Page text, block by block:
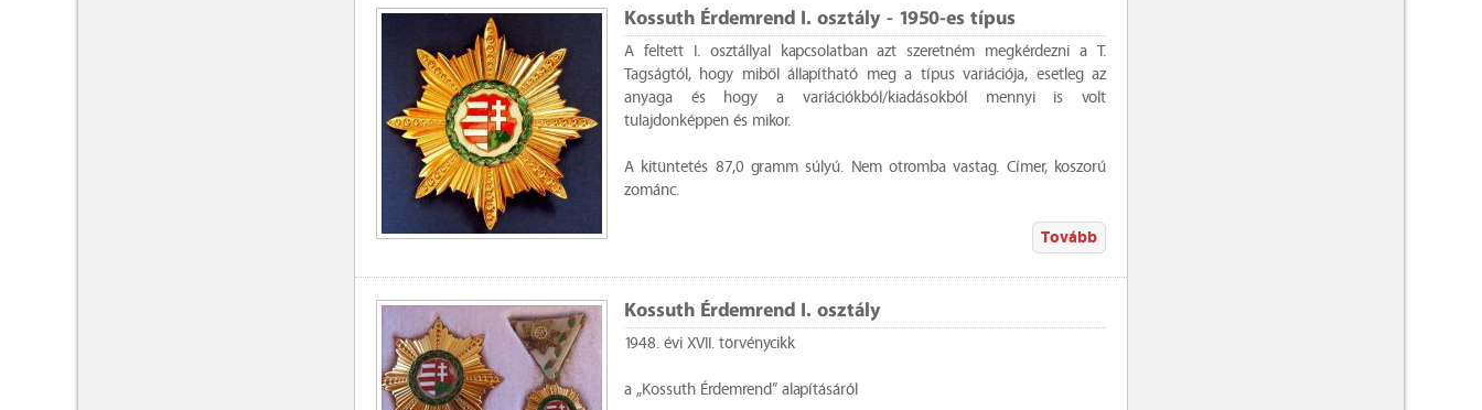
Kossuth Érdemrend I. osztály - 1950-es típus
A feltett I. osztállyal kapcsolatban azt szeretném megkérdezni a T.
Tagságtól, hogy miből állapítható meg a típus variációja, esetleg az
anyaga és hogy a variációkból/kiadásokból mennyi is volt
tulajdonképpen és mikor.
A kitüntetés 87,0 gramm súlyú. Nem otromba vastag. Címer, koszorú
zománc.
Tovább
Kossuth Érdemrend I. osztály
1948. évi XVII. törvénycikk
a „Kossuth Érdemrend” alapításáról